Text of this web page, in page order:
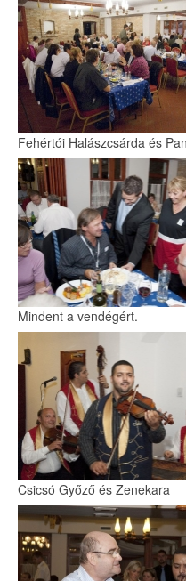
Fehértói Halászcsárda és
Mindent a vendégért.
Csicsó Győző és Zenekara